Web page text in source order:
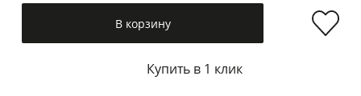
В корзину
Купить в 1 клик